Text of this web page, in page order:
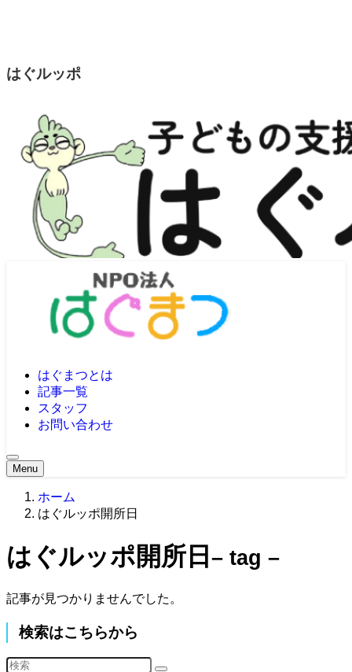
はぐルッポ
はぐまつとは
記事一覧
スタッフ
お問い合わせ
Menu
ホーム
はぐルッポ開所日
はぐルッポ開所日 – tag –
記事が見つかりませんでした。
検索はこちらから